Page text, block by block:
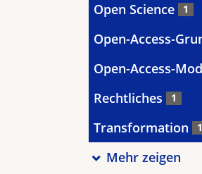
Open Science 1
Open-Access-
Open-Access-
Rechtliches 1
Transformation 1
Mehr zeigen